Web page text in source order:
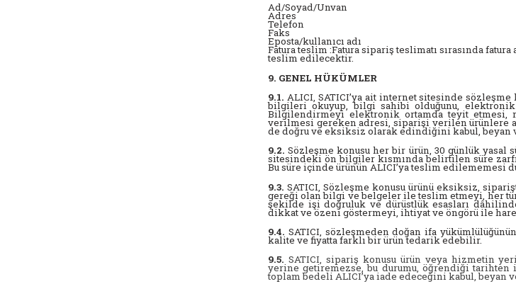
Ad/Soyad/Unvan
Adres
Telefon
Faks
Eposta/kullanıcı adı
Fatura teslim :Fatura sipariş teslimatı sırasında
teslim edilecektir.
9. GENEL HÜKÜMLER
9.1. ALICI, SATICI’ya ait internet sitesinde
bilgileri okuyup, bilgi sahibi olduğunu,
Bilgilendirmeyi elektronik ortamda teyit etmesi,
verilmesi gereken adresi, siparişi verilen ürünlere
de doğru ve eksiksiz olarak edindiğini kabul, beyan
9.2. Sözleşme konusu her bir ürün, 30 günlük yasal
sitesindeki ön bilgiler kısmında belirtilen süre
Bu süre içinde ürünün ALICI’ya teslim edilememesi
9.3. SATICI, Sözleşme konusu ürünü eksiksiz,
gereği olan bilgi ve belgeler ile teslim etmeyi, her
şekilde işi doğruluk ve dürüstlük esasları
dikkat ve özeni göstermeyi, ihtiyat ve öngörü ile
9.4. SATICI, sözleşmeden doğan ifa
kalite ve fiyatta farklı bir ürün tedarik edebilir.
9.5. SATICI, sipariş konusu ürün veya hizmetin
yerine getiremezse, bu durumu, öğrendiği
toplam bedeli ALICI’ya iade edeceğini kabul, beyan